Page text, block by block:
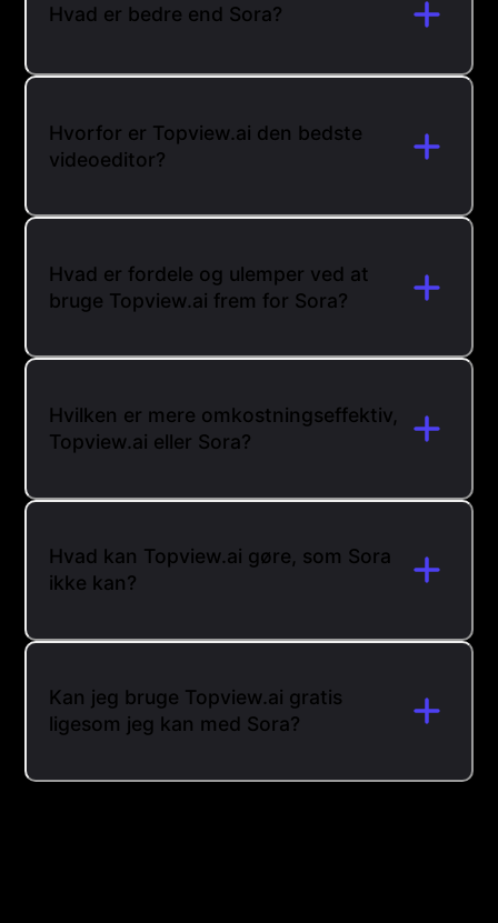
Hvad er bedre end Sora?
Hvorfor er Topview.ai den bedste
videoeditor?
Hvad er fordele og ulemper ved at
bruge Topview.ai frem for Sora?
Hvilken er mere omkostningseffektiv,
Topview.ai eller Sora?
Hvad kan Topview.ai gøre, som Sora
ikke kan?
Kan jeg bruge Topview.ai gratis
ligesom jeg kan med Sora?